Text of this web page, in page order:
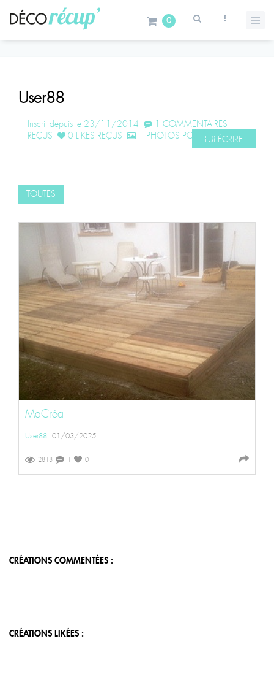
0
User88
Inscrit depuis le 23/11/2014
1 COMMENTAIRES
REÇUS
0 LIKES REÇUS 1 PHOTOS POSTÉESLUI ÉCRIRE
TOUTES
MaCréa
User88, 01/03/2025
2818 1 0
CRÉATIONS COMMENTÉES :
CRÉATIONS LIKÉES :